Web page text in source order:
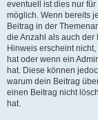
eventuell ist dies nur
möglich. Wenn bereits
Beitrag in der
die Anzahl als auch
Hinweis erscheint
hat oder wenn ein
hat. Diese können
warum dein Beitrag
einen Beitrag nicht
hat.